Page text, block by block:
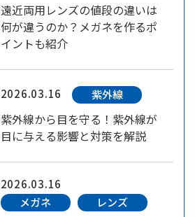
遠近両用レンズの値段の違いは
何が違うのか？メガネを作るポ
イントも紹介
2026.03.16 紫外線
紫外線から目を守る！紫外線が
目に与える影響と対策を解説
2026.03.16
メガネ
レンズ